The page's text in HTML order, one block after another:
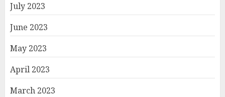
July 2023
June 2023
May 2023
April 2023
March 2023